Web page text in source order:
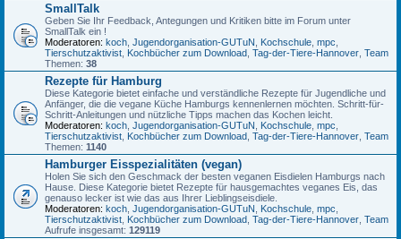
SmallTalk
Geben Sie Ihr Feedback, Antegungen und Kritiken bitte im Forum unter
SmallTalk ein !
Moderatoren: koch Jugendorganisation-GUTuN Kochschule mpc
Tierschutzaktivist Kochbücher zum Download Tag-der-Tiere-Hannover Team
Themen: 38
Rezepte für Hamburg
Diese Kategorie bietet einfache und verständliche Rezepte für Jugendliche und
Anfänger, die die vegane Küche Hamburgs kennenlernen möchten. Schritt-für-
Schritt-Anleitungen und nützliche Tipps machen das Kochen leicht.
Moderatoren: koch Jugendorganisation-GUTuN Kochschule mpc
Tierschutzaktivist Kochbücher zum Download Tag-der-Tiere-Hannover Team
Themen: 1140
Hamburger Eisspezialitäten (vegan)
Holen Sie sich den Geschmack der besten veganen Eisdielen Hamburgs nach
Hause. Diese Kategorie bietet Rezepte für hausgemachtes veganes Eis, das
genauso lecker ist wie das aus Ihrer Lieblingseisdiele.
Moderatoren: koch Jugendorganisation-GUTuN Kochschule mpc
Tierschutzaktivist Kochbücher zum Download Tag-der-Tiere-Hannover Team
Aufrufe insgesamt: 129119